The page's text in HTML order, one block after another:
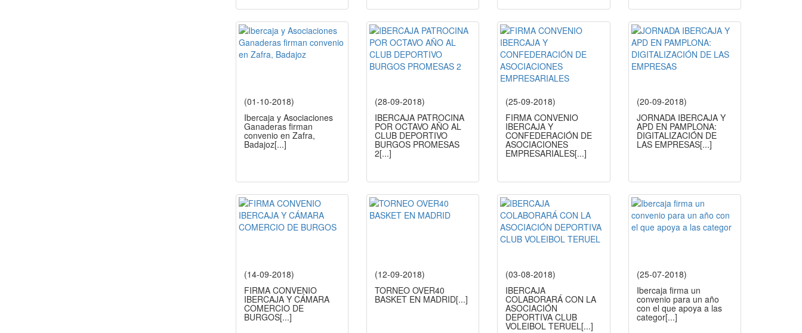
(01-10-2018)
Ibercaja y Asociaciones
Ganaderas firman
convenio en Zafra,
Badajoz[...]
(28-09-2018)
IBERCAJA PATROCINA
POR OCTAVO AÑO AL
CLUB DEPORTIVO
BURGOS PROMESAS
2[...]
(25-09-2018)
FIRMA CONVENIO
IBERCAJA Y
CONFEDERACIÓN DE
ASOCIACIONES
EMPRESARIALES[...]
(20-09-2018)
JORNADA IBERCAJA Y
APD EN PAMPLONA:
DIGITALIZACIÓN DE
LAS EMPRESAS[...]
(14-09-2018)
FIRMA CONVENIO
IBERCAJA Y CÁMARA
COMERCIO DE
BURGOS[...]
(12-09-2018)
TORNEO OVER40
BASKET EN MADRID[...]
(03-08-2018)
IBERCAJA
COLABORARÁ CON LA
ASOCIACIÓN
DEPORTIVA CLUB
VOLEIBOL TERUEL[...]
(25-07-2018)
Ibercaja firma un
convenio para un año
con el que apoya a las
categor[...]